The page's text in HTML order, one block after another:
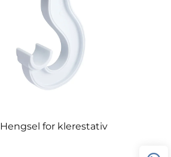
Hengsel for klerestativ